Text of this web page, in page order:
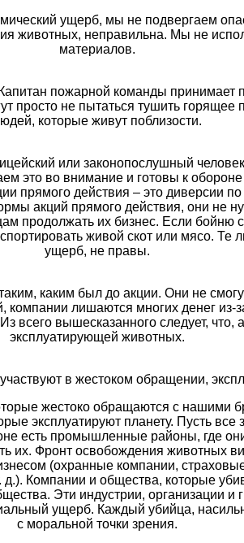
ущерб, мы не подвергаем
животных, неправильна. Мы не
материалов.
пожарной команды принимает
просто не пытаться тушить
которые живут поблизости.
или законопослушный
это во внимание и готовы к
прямого действия – это
акций прямого действия, они не
продолжать их бизнес. Если бойню
живой скот или мясо. Те
ущерб, не правы.
каким был до акции. Они не
лишаются многих денег из-
всего вышесказанного следует,
эксплуатирующей животных.
в жестоком обращении,
жестоко обращаются с
эксплуатируют планету. Пусть все
есть промышленные районы, где
их. Фронт освобождения
(охранные компании,
Компании и общества, которые
Эти индустрии, организации
ущерб. Каждый убийца,
с моральной точки зрения.